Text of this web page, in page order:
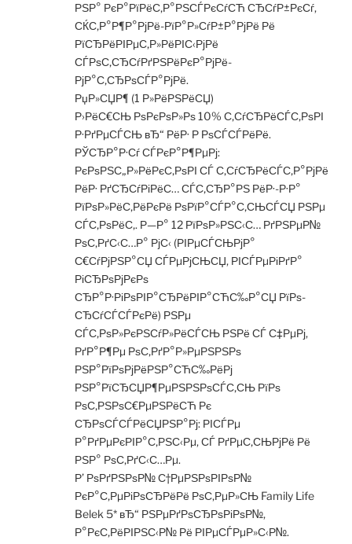
РЅР° РєР°РїРёС‚Р°РЅСЃРєСѓСЋ СЂСѓР±РєСѓ,
СЌС‚Р°Р¶Р°РјРё-РїР°Р»СѓР±Р°РјРё Рё
РїСЂРёРІРµС‚Р»РёРІС‹РјРё
СЃРѕС‚СЂСѓРґРЅРёРєР°РјРё-
РјР°С‚СЂРѕСЃР°РјРё.
РџР»СЏР¶ (1 Р»РёРЅРёСЏ)
Р›РёС€СЊ РѕРєРѕР»Рѕ 10% С‚СѓСЂРёСЃС‚РѕРІ
Р·РґРµСЃСЊ вЂ“ РёР· Р РѕСЃСЃРёРё.
РЎСЂР°Р·Сѓ СЃРєР°Р¶РµРј:
РєРѕРЅС„Р»РёРєС‚РѕРІ СЃ С‚СѓСЂРёСЃС‚Р°РјРё
РёР· РґСЂСѓРіРёС… СЃС‚СЂР°РЅ РёР·-Р·Р°
РїРѕР»РёС‚РёРєРё РѕРїР°СЃР°С‚СЊСЃСЏ РЅРµ
СЃС‚РѕРёС‚. Р—Р° 12 РїРѕР»РЅС‹С… РґРЅРµР№
РѕС‚РґС‹С…Р° РјС‹ (РІРµСЃСЊРјР°
С€СѓРјРЅР°СЏ СЃРµРјСЊСЏ, РІСЃРµРіРґР°
РіСЂРѕРјРєРѕ
СЂР°Р·РіРѕРІР°СЂРёРІР°СЋС‰Р°СЏ РїРѕ-
СЂСѓСЃСЃРєРё) РЅРµ
СЃС‚РѕР»РєРЅСѓР»РёСЃСЊ РЅРё СЃ С‡РµРј,
РґР°Р¶Рµ РѕС‚РґР°Р»РµРЅРЅРѕ
РЅР°РїРѕРјРёРЅР°СЋС‰РёРј
РЅР°РїСЂСЏР¶РµРЅРЅРѕСЃС‚СЊ РїРѕ
РѕС‚РЅРѕС€РµРЅРёСЋ Рє
СЂРѕСЃСЃРёСЏРЅР°Рј: РІСЃРµ
Р°РґРµРєРІР°С‚РЅС‹Рµ, СЃ РґРµС‚СЊРјРё Рё
РЅР° РѕС‚РґС‹С…Рµ.
Р’ РѕРґРЅРѕР№ С†РµРЅРѕРІРѕР№
РєР°С‚РµРіРѕСЂРёРё РѕС‚РµР»СЊ Family Life
Belek 5* вЂ“ РЅРµРґРѕСЂРѕРіРѕР№,
Р°РєС‚РёРІРЅС‹Р№ Рё РІРµСЃРµР»С‹Р№.